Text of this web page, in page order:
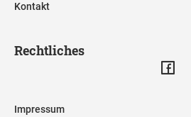
Kontakt
Rechtliches
Impressum